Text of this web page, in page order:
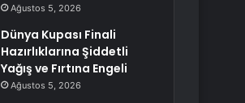
Ağustos 5, 2026
Dünya Kupası Finali
Hazırlıklarına Şiddetli
Yağış ve Fırtına Engeli
Ağustos 5, 2026